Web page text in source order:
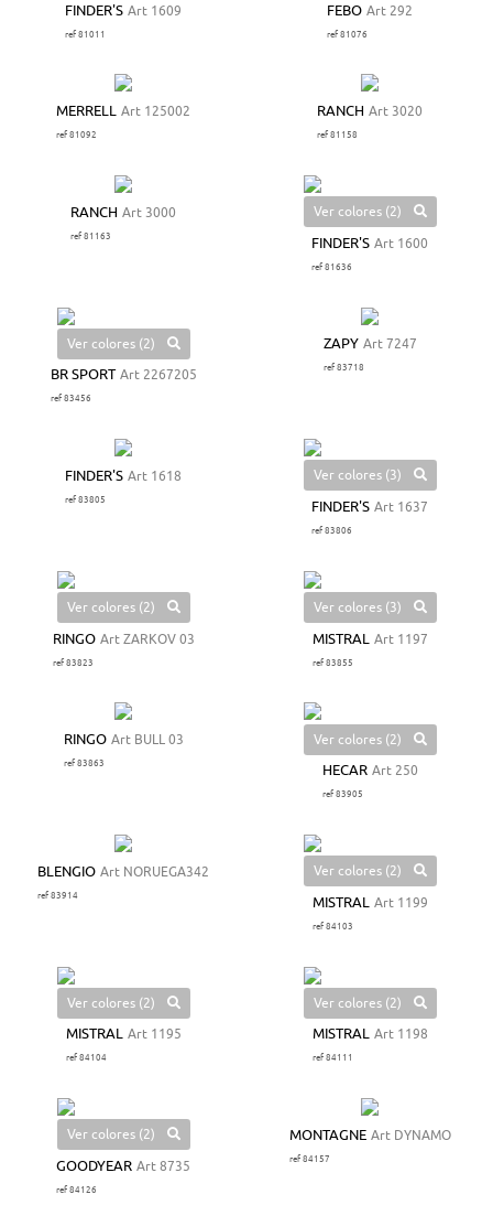
FINDER'S Art 1609
ref 81011
FEBO Art 292
ref 81076
MERRELL Art 125002
ref 81092
RANCH Art 3020
ref 81158
RANCH Art 3000
ref 81163
Ver colores (2)
FINDER'S Art 1600
ref 81636
Ver colores (2)
BR SPORT Art 2267205
ref 83456
ZAPY Art 7247
ref 83718
FINDER'S Art 1618
ref 83805
Ver colores (3)
FINDER'S Art 1637
ref 83806
Ver colores (2)
RINGO Art ZARKOV 03
ref 83823
Ver colores (3)
MISTRAL Art 1197
ref 83855
RINGO Art BULL 03
ref 83863
Ver colores (2)
HECAR Art 250
ref 83905
BLENGIO Art NORUEGA342
ref 83914
Ver colores (2)
MISTRAL Art 1199
ref 84103
Ver colores (2)
MISTRAL Art 1195
ref 84104
Ver colores (2)
MISTRAL Art 1198
ref 84111
Ver colores (2)
GOODYEAR Art 8735
ref 84126
MONTAGNE Art DYNAMO
ref 84157